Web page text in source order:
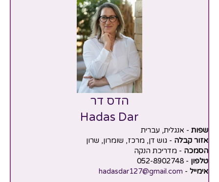
הדס דר
Hadas Dar
שפות - אנגלית, עברית
אזור קבלה - גוש דן, מרכז, שומרון, שרון
הסמכה - מדריכת הנקה
טלפון - 052-8902748
אימייל -
hadasdar127@gmail.com